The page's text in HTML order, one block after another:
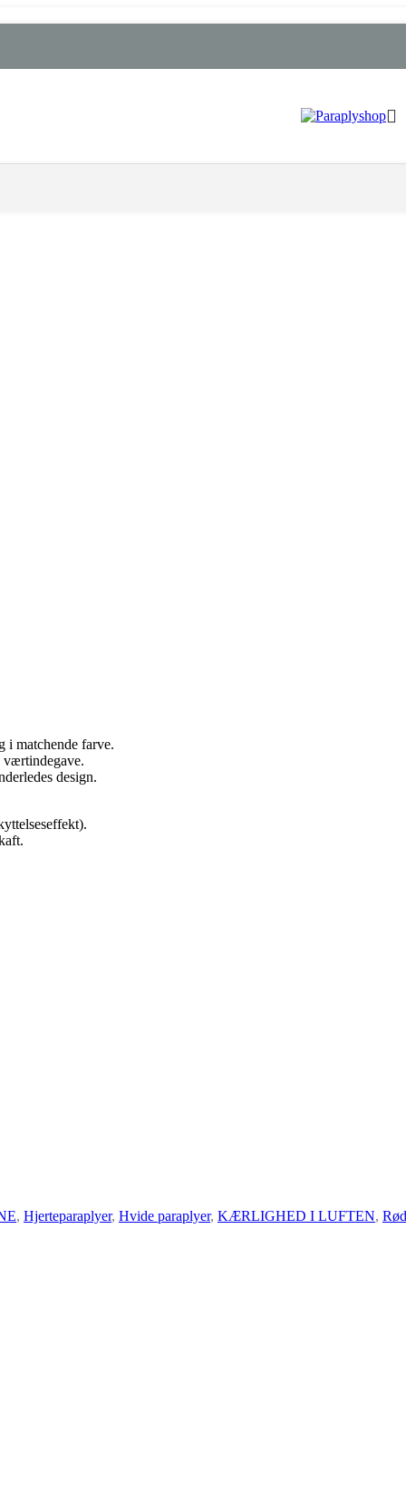
i matchende farve.
værtindegave.
design.
, Hjerteparaplyer, Hvide paraplyer, KÆRLIGHED I LUFTEN,